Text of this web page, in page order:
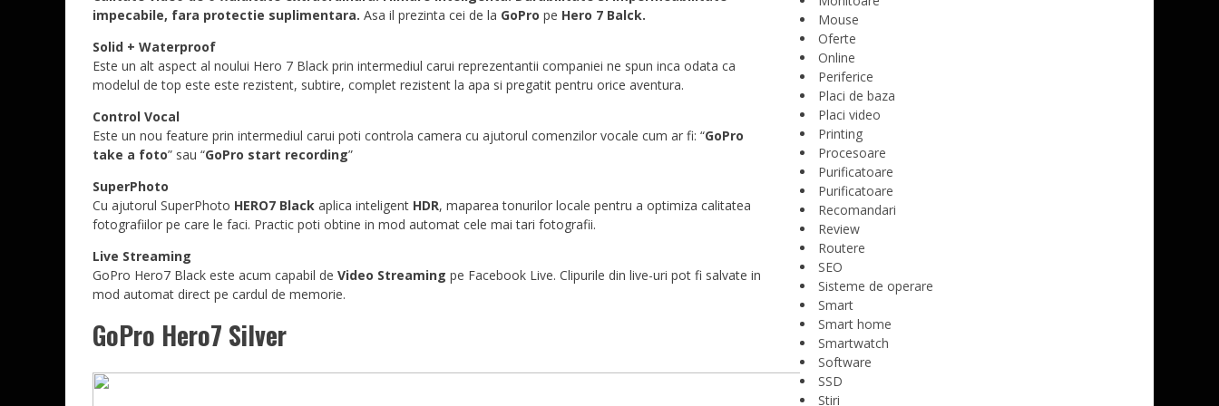
impecabile, fara protectie suplimentara. Asa il prezinta cei de la GoPro pe Hero 7 Balck.
Solid + Waterproof
Este un alt aspect al noului Hero 7 Black prin intermediul carui reprezentantii companiei ne spun inca odata ca
modelul de top este este rezistent, subtire, complet rezistent la apa si pregatit pentru orice aventura.
Control Vocal
Este un nou feature prin intermediul carui poti controla camera cu ajutorul comenzilor vocale cum ar fi: “GoPro
take a foto” sau “GoPro start recording”
SuperPhoto
Cu ajutorul SuperPhoto HERO7 Black aplica inteligent HDR, maparea tonurilor locale pentru a optimiza calitatea
fotografiilor pe care le faci. Practic poti obtine in mod automat cele mai tari fotografii.
Live Streaming
GoPro Hero7 Black este acum capabil de Video Streaming pe Facebook Live. Clipurile din live-uri pot fi salvate in
mod automat direct pe cardul de memorie.
GoPro Hero7 Silver
Mouse
Oferte
Online
Periferice
Placi de baza
Placi video
Printing
Procesoare
Purificatoare
Purificatoare
Recomandari
Review
Routere
SEO
Sisteme de operare
Smart
Smart home
Smartwatch
Software
SSD
Stiri